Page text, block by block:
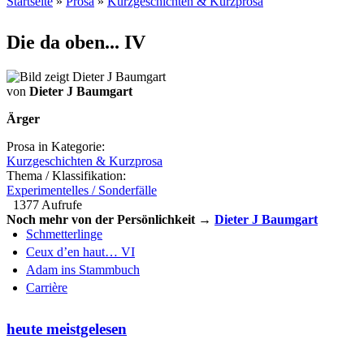
Die da oben... IV
von Dieter J Baumgart
Ärger
Prosa in Kategorie:
Kurzgeschichten & Kurzprosa
Thema / Klassifikation:
Experimentelles / Sonderfälle
1377 Aufrufe
Noch mehr von der Persönlichkeit → Dieter J Baumgart
Schmetterlinge
Ceux d’en haut… VI
Adam ins Stammbuch
Carrière
heute meistgelesen